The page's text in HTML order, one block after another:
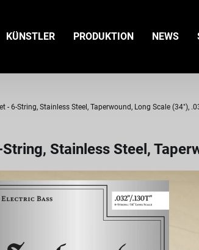
KÜNSTLER PRODUKTION NEWS
- 6-String, Stainless Steel, Taperwound, Long Scale (34"),
Stainless Steel,